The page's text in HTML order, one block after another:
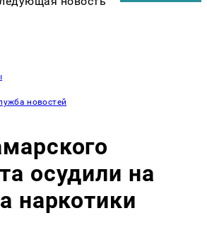
новостей
осудили на
наркотики